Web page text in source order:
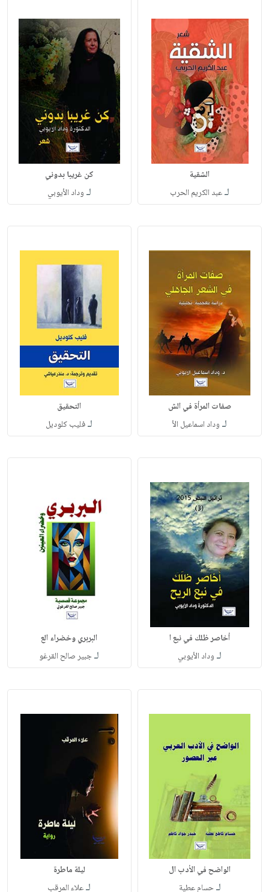
الشقية
لـعبد الكريم الحرب
كن غريبا بدوني
لـ وداد الأيوبي
صفات المرأة في الش
لـ وداد اسماعيل الأ
التحقيق
لـفليب كلوديل
أخاصر ظلك في نبع ا
لـ وداد الأيوبي
البربري وخضراء الع
لـجبير صالح القرغو
الواضح في الأدب ال
لـحسام عطية
ليلة ماطرة
لـعلاء المرقب